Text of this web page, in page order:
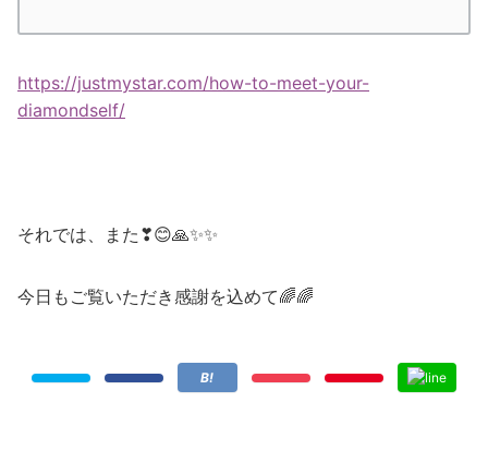
https://justmystar.com/how-to-meet-your-
diamondself/
それでは、また❣😊🙏✨✨
今日もご覧いただき感謝を込めて🌈🌈